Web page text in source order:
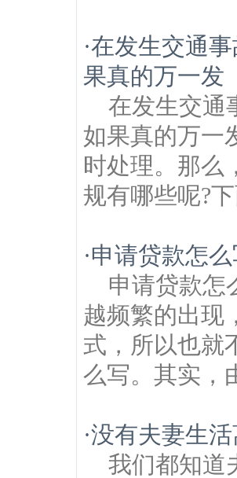
·在发生交通
果真的万一发
在发生交通
如果真的万一
时处理。那么
规有哪些呢?
·申请贷款怎
申请贷款怎
越频繁的出现
式，所以也就
么写。其实，
·没有夫妻生
我们都知道